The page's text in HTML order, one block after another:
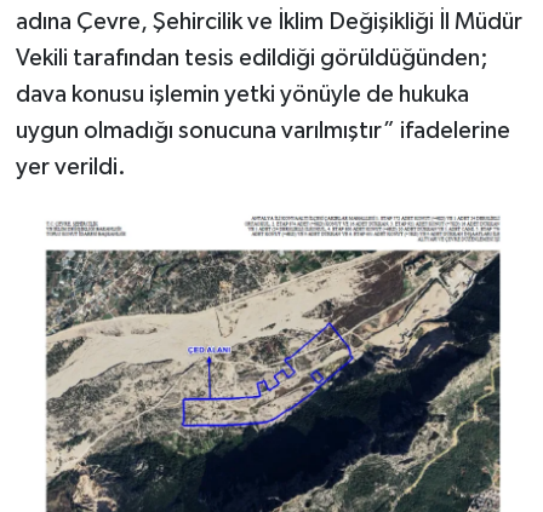
adına Çevre, Şehircilik ve İklim Değişikliği İl Müdür
Vekili tarafından tesis edildiği görüldüğünden;
dava konusu işlemin yetki yönüyle de hukuka
uygun olmadığı sonucuna varılmıştır” ifadelerine
yer verildi.